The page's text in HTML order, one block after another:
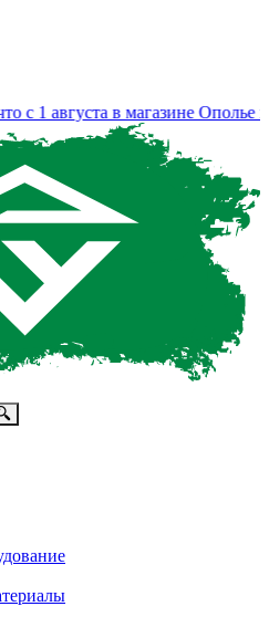
1 августа в магазине Ополье